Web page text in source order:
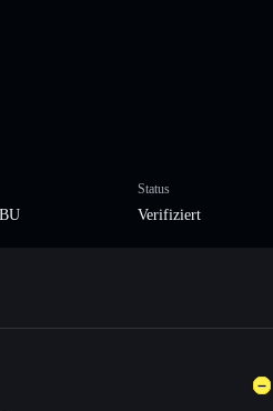
Status
Verifiziert